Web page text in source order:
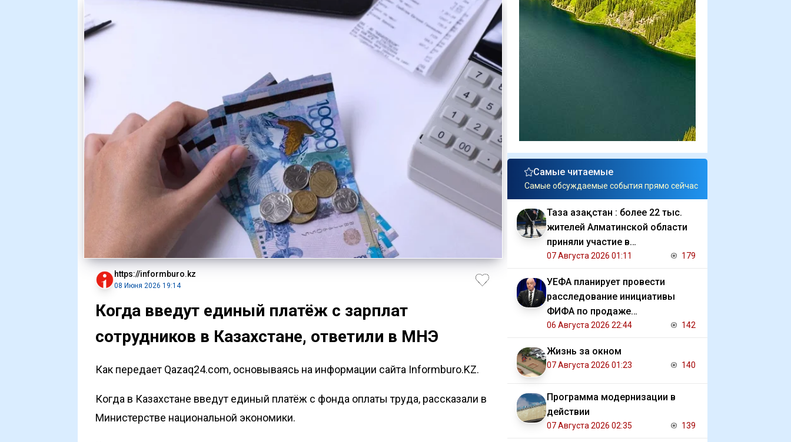
https://informburo.kz
08 Июня 2026 19:14
Когда введут единый платёж с зарплат
сотрудников в Казахстане, ответили в МНЭ
Как передает Qazaq24.com, основываясь на информации сайта Informburo.KZ.
Когда в Казахстане введут единый платёж с фонда оплаты труда, рассказали в
Министерстве национальной экономики.
Самые читаемые
Самые обсуждаемые события прямо сейчас
Таза Қазақстан : более 22 тыс.
жителей Алматинской области
приняли участие в
экологической акции
07 Августа 2026 01:11 179
УЕФА планирует провести
расследование инициативы
ФИФА по продаже
коммерческих прав на ЧМ
06 Августа 2026 22:44 142
Жизнь за окном
07 Августа 2026 01:23 140
Программа модернизации в
действии
07 Августа 2026 02:35 139